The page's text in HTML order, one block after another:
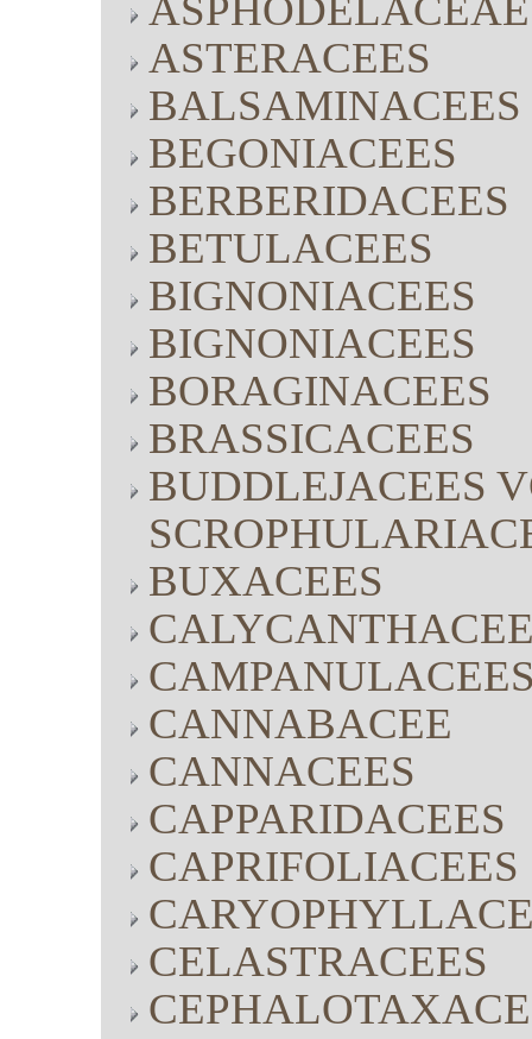
ASPHODELACEAE
ASTERACEES
BALSAMINACEES
BEGONIACEES
BERBERIDACEES
BETULACEES
BIGNONIACEES
BIGNONIACEES
BORAGINACEES
BRASSICACEES
BUDDLEJACEES
BUXACEES
CANNABACEE
CANNACEES
CAPPARIDACEES
CAPRIFOLIACEES
CELASTRACEES